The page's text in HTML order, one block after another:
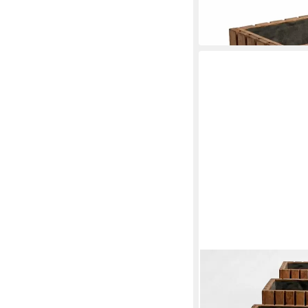
Pflanzkübel
Blumenkasten für